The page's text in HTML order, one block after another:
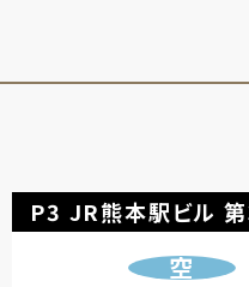
P3 JR熊本駅ビル
空